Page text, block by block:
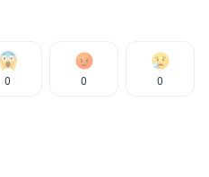
0 0 0